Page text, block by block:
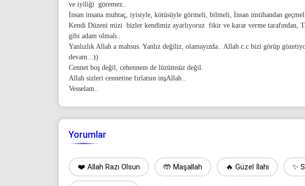
ve iyiliği göremez..
İnsan insana muhtaç, iyisiyle, kötüsüyle görmeli, bilmeli, İnsan imtihandan
Kendi Düzeni mizi bizler kendimiz ayarlıyoruz fikir ve karar verme tarafından,
gibi adam olmalı..
Yanlızlık Allah a mahsus. Yanlız değiliz, olamayızda.. Allah c.c bizi görüp
devam...))
Cennet boş değil, cehennem de lüzümsüz değil.
Allah sizleri cennetine fırlatsın inşAllah..
Vesselam..
Yorumlar
❤️ Allah Razı Olsun 🤲 Maşallah 🔥 Güzel İlahi ✨